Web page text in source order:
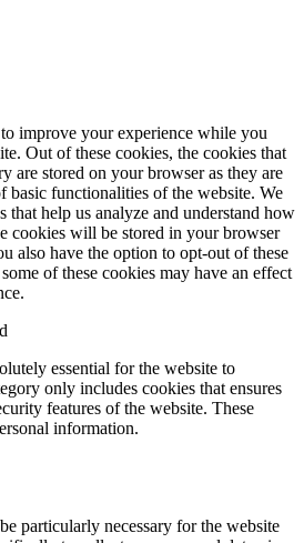
improve your experience while you
Out of these cookies, the cookies that
are stored on your browser as they are
basic functionalities of the website. We
that help us analyze and understand how
cookies will be stored in your browser
also have the option to opt-out of these
of these cookies may have an effect
essential for the website to
only includes cookies that ensures
features of the website. These
information.
particularly necessary for the website